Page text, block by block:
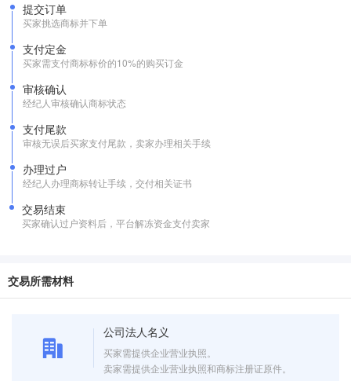
提交订单
买家挑选商标并下单
支付定金
买家需支付商标标价的10%的购买订金
审核确认
经纪人审核确认商标状态
支付尾款
审核无误后买家支付尾款，卖家办理相关手续
办理过户
经纪人办理商标转让手续，交付相关证书
交易结束
买家确认过户资料后，平台解冻资金支付卖家
交易所需材料
公司法人名义
买家需提供企业营业执照。
卖家需提供企业营业执照和商标注册证原件。